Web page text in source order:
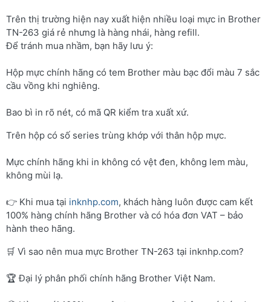
Trên thị trường hiện nay xuất hiện nhiều loại mực in Brother
TN-263 giá rẻ nhưng là hàng nhái, hàng refill.
Để tránh mua nhầm, bạn hãy lưu ý:
Hộp mực chính hãng có tem Brother màu bạc đổi màu 7 sắc
cầu vồng khi nghiêng.
Bao bì in rõ nét, có mã QR kiểm tra xuất xứ.
Trên hộp có số series trùng khớp với thân hộp mực.
Mực chính hãng khi in không có vệt đen, không lem màu,
không mùi lạ.
👉 Khi mua tại inknhp.com, khách hàng luôn được cam kết
100% hàng chính hãng Brother và có hóa đơn VAT – bảo
hành theo hãng.
🛒 Vì sao nên mua mực Brother TN-263 tại inknhp.com?
🏆 Đại lý phân phối chính hãng Brother Việt Nam.